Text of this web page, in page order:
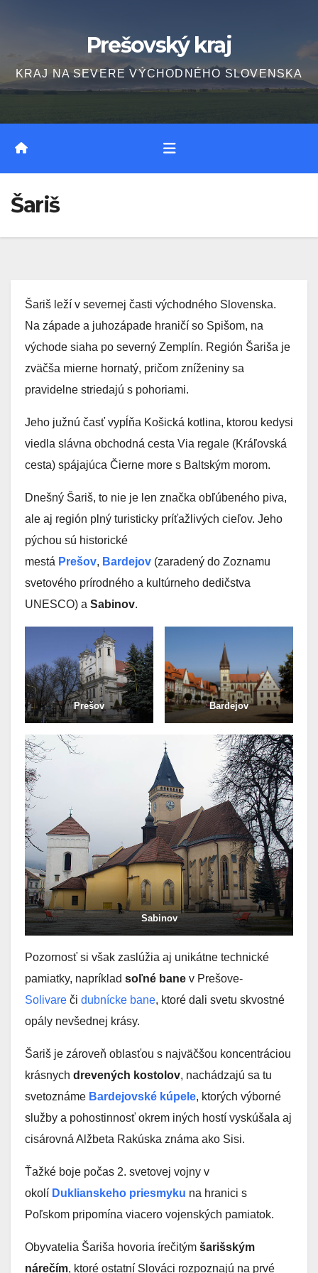
Prešovský kraj
KRAJ NA SEVERE VÝCHODNÉHO SLOVENSKA
Šariš
Šariš leží v severnej časti východného Slovenska.
Na západe a juhozápade hraničí so Spišom, na
východe siaha po severný Zemplín. Región Šariša je
zväčša mierne hornatý, pričom zníženiny sa
pravidelne striedajú s pohoriami.
Jeho južnú časť vypĺňa Košická kotlina, ktorou kedysi
viedla slávna obchodná cesta Via regale (Kráľovská
cesta) spájajúca Čierne more s Baltským morom.
Dnešný Šariš, to nie je len značka obľúbeného piva,
ale aj región plný turisticky príťažlivých cieľov. Jeho
pýchou sú historické
mestá Prešov, Bardejov (zaradený do Zoznamu
svetového prírodného a kultúrneho dedičstva
UNESCO) a Sabinov.
Prešov Bardejov
Sabinov
Pozornosť si však zaslúžia aj unikátne technické
pamiatky, napríklad soľné bane v Prešove-
Solivare či dubnícke bane, ktoré dali svetu skvostné
opály nevšednej krásy.
Šariš je zároveň oblasťou s najväčšou koncentráciou
krásnych drevených kostolov, nachádzajú sa tu
svetoznáme Bardejovské kúpele, ktorých výborné
služby a pohostinnosť okrem iných hostí vyskúšala aj
cisárovná Alžbeta Rakúska známa ako Sisi.
Ťažké boje počas 2. svetovej vojny v
okolí Duklianskeho priesmyku na hranici s
Poľskom pripomína viacero vojenských pamiatok.
Obyvatelia Šariša hovoria írečitým šarišským
nárečím, ktoré ostatní Slováci rozpoznajú na prvé